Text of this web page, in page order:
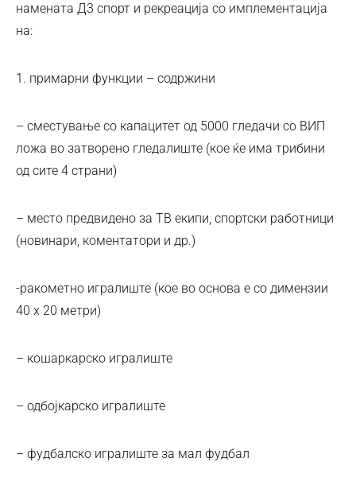
намената Д3 спорт и рекреација со имплементација
на:
1. примарни функции – содржини
– сместување со капацитет од 5000 гледачи со ВИП
ложа во затворено гледалиште (кое ќе има трибини
од сите 4 страни)
– место предвидено за ТВ екипи, спортски работници
(новинари, коментатори и др.)
-ракометно игралиште (кое во основа е со димензии
40 х 20 метри)
– кошаркарско игралиште
– одбојкарско игралиште
– фудбалско игралиште за мал фудбал